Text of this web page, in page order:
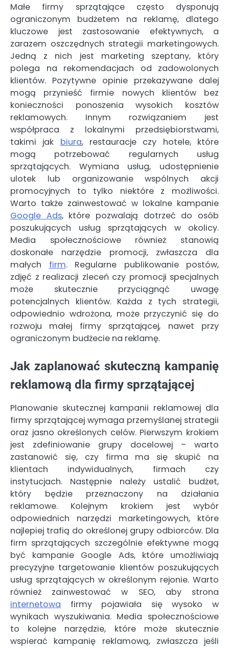
Małe firmy sprzątające często dysponują
ograniczonym budżetem na reklamę, dlatego
kluczowe jest zastosowanie efektywnych, a
zarazem oszczędnych strategii marketingowych.
Jedną z nich jest marketing szeptany, który
polega na rekomendacjach od zadowolonych
klientów. Pozytywne opinie przekazywane dalej
mogą przynieść firmie nowych klientów bez
konieczności ponoszenia wysokich kosztów
reklamowych. Innym rozwiązaniem jest
współpraca z lokalnymi przedsiębiorstwami,
takimi jak biura, restauracje czy hotele, które
mogą potrzebować regularnych usług
sprzątających. Wymiana usług, udostępnienie
ulotek lub organizowanie wspólnych akcji
promocyjnych to tylko niektóre z możliwości.
Warto także zainwestować w lokalne kampanie
Google Ads, które pozwalają dotrzeć do osób
poszukujących usług sprzątających w okolicy.
Media społecznościowe również stanowią
doskonałe narzędzie promocji, zwłaszcza dla
małych firm. Regularne publikowanie postów,
zdjęć z realizacji zleceń czy promocji specjalnych
może skutecznie przyciągnąć uwagę
potencjalnych klientów. Każda z tych strategii,
odpowiednio wdrożona, może przyczynić się do
rozwoju małej firmy sprzątającej, nawet przy
ograniczonym budżecie na reklamę.
Jak zaplanować skuteczną kampanię
reklamową dla firmy sprzątającej
Planowanie skutecznej kampanii reklamowej dla
firmy sprzątającej wymaga przemyślanej strategii
oraz jasno określonych celów. Pierwszym krokiem
jest zdefiniowanie grupy docelowej – warto
zastanowić się, czy firma ma się skupić na
klientach indywidualnych, firmach czy
instytucjach. Następnie należy ustalić budżet,
który będzie przeznaczony na działania
reklamowe. Kolejnym krokiem jest wybór
odpowiednich narzędzi marketingowych, które
najlepiej trafią do określonej grupy odbiorców. Dla
firm sprzątających szczególnie efektywne mogą
być kampanie Google Ads, które umożliwiają
precyzyjne targetowanie klientów poszukujących
usług sprzątających w określonym rejonie. Warto
również zainwestować w SEO, aby strona
internetowa firmy pojawiała się wysoko w
wynikach wyszukiwania. Media społecznościowe
to kolejne narzędzie, które może skutecznie
wspierać kampanię reklamową, zwłaszcza jeśli